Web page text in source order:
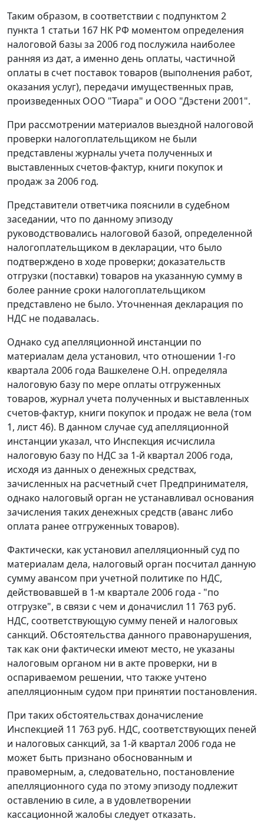
Таким образом, в соответствии с подпунктом 2
пункта 1 статьи 167 НК РФ моментом определения
налоговой базы за 2006 год послужила наиболее
ранняя из дат, а именно день оплаты, частичной
оплаты в счет поставок товаров (выполнения работ,
оказания услуг), передачи имущественных прав,
произведенных ООО "Тиара" и ООО "Дэстени 2001".
При рассмотрении материалов выездной налоговой
проверки налогоплательщиком не были
представлены журналы учета полученных и
выставленных счетов-фактур, книги покупок и
продажза 2006 год.
Представители ответчика пояснили в судебном
заседании, что по данному эпизоду
руководствовались налоговой базой, определенной
налогоплательщиком в декларации, что было
подтверждено в ходе проверки; доказательств
отгрузки (поставки) товаров на указанную сумму в
более ранние сроки налогоплательщиком
представлено не было. Уточненная декларация по
НДС не подавалась.
Однако суд апелляционной инстанции по
материалам дела установил, что отношении 1-го
квартала 2006 года Вашкелене О.Н. определяла
налоговую базу по мере оплаты отгруженных
товаров, журнал учета полученных и выставленных
счетов-фактур, книги покупок и продаж не вела (том
1, лист 46). В данном случае суд апелляционной
инстанции указал, что Инспекция исчислила
налоговую базу по НДС за 1-й квартал 2006 года,
исходя из данных о денежных средствах,
зачисленных на расчетный счет Предпринимателя,
однако налоговый орган не устанавливал основания
зачисления таких денежных средств (аванс либо
оплата ранее отгруженных товаров).
Фактически, как установил апелляционный суд по
материалам дела, налоговый орган посчитал данную
сумму авансом при учетной политике по НДС,
действовавшей в 1-м квартале 2006 года - "по
отгрузке", в связи с чем и доначислил 11 763 руб.
НДС, соответствующую сумму пеней и налоговых
санкций. Обстоятельства данного правонарушения,
так как они фактически имеют место, не указаны
налоговым органом ни в акте проверки, ни в
оспариваемом решении, что также учтено
апелляционным судом при принятии постановления.
При таких обстоятельствах доначисление
Инспекцией 11 763 руб. НДС, соответствующих пеней
и налоговых санкций, за 1-й квартал 2006 года не
может быть признано обоснованным и
правомерным, а, следовательно, постановление
апелляционного суда по этому эпизоду подлежит
оставлению в силе, а в удовлетворении
кассационной жалобы следует отказать.